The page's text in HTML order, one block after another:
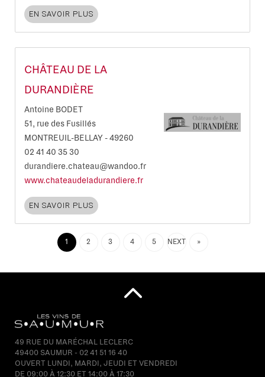
EN SAVOIR PLUS
CHÂTEAU DE LA
DURANDIÈRE
Antoine BODET
51, rue des Fusillés
MONTREUIL-BELLAY - 49260
02 41 40 35 30
durandiere.chateau@wandoo.fr
www.chateaudeladurandiere.fr
EN SAVOIR PLUS
1 2 3 4 5 NEXT »
49 RUE DU MARÉCHAL LECLERC
49400 SAUMUR - 02 41 51 16 40
OUVERT LUNDI, MARDI, JEUDI ET VENDREDI
DE 09:00 À 12:30 ET 14:00 À 17:30